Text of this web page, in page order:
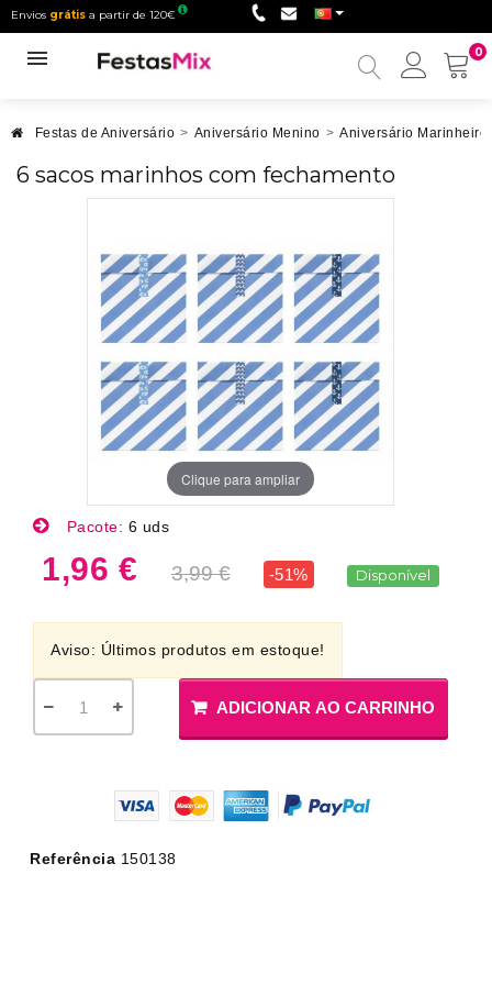
Envios grátis a partir de 120€
0
Minha
Festas de Aniversário > Aniversário Menino > Aniversário Marinheiro
6 sacos marinhos com fechamento
Clique para ampliar
Pacote: 6 uds
1,96 € 3,99 € -51% Disponível
Aviso: Últimos produtos em estoque!
ADICIONAR AO CARRINHO
Referência 150138